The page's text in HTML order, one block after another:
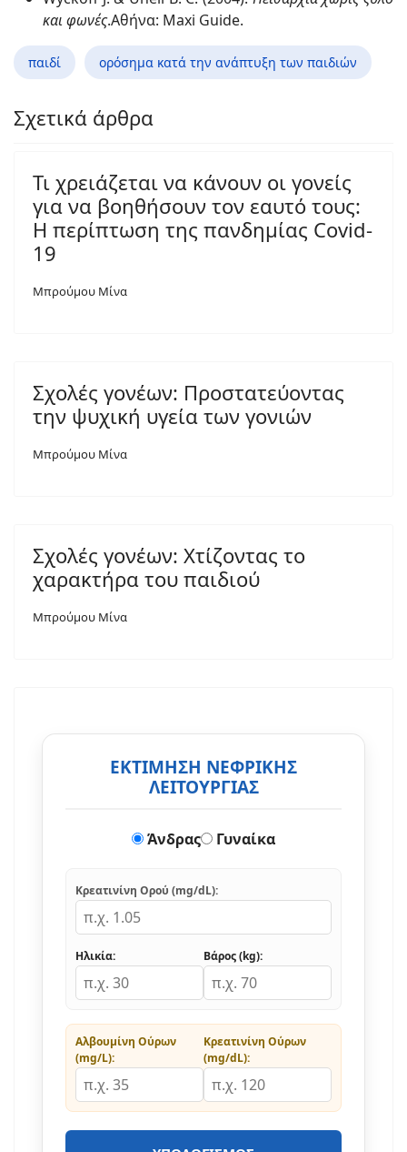
και φωνές.Αθήνα: Maxi Guide.
παιδί ορόσημα κατά την ανάπτυξη των παιδιών
Σχετικά άρθρα
Τι χρειάζεται να κάνουν οι γονείς
για να βοηθήσουν τον εαυτό τους:
Η περίπτωση της πανδημίας Covid-
19
Μπρούμου Μίνα
Σχολές γονέων: Προστατεύοντας
την ψυχική υγεία των γονιών
Μπρούμου Μίνα
Σχολές γονέων: Χτίζοντας το
χαρακτήρα του παιδιού
Μπρούμου Μίνα
ΕΚΤΙΜΗΣΗ ΝΕΦΡΙΚΗΣ
ΛΕΙΤΟΥΡΓΙΑΣ
Άνδρας Γυναίκα
Κρεατινίνη Ορού (mg/dL):
Ηλικία: Βάρος (kg):
Αλβουμίνη Ούρων
(mg/L):
Κρεατινίνη Ούρων
(mg/dL):